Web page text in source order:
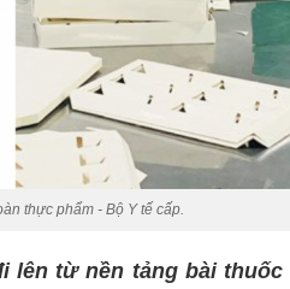
thực phẩm - Bộ Y tế cấp.
lên từ nền tảng bài thuốc